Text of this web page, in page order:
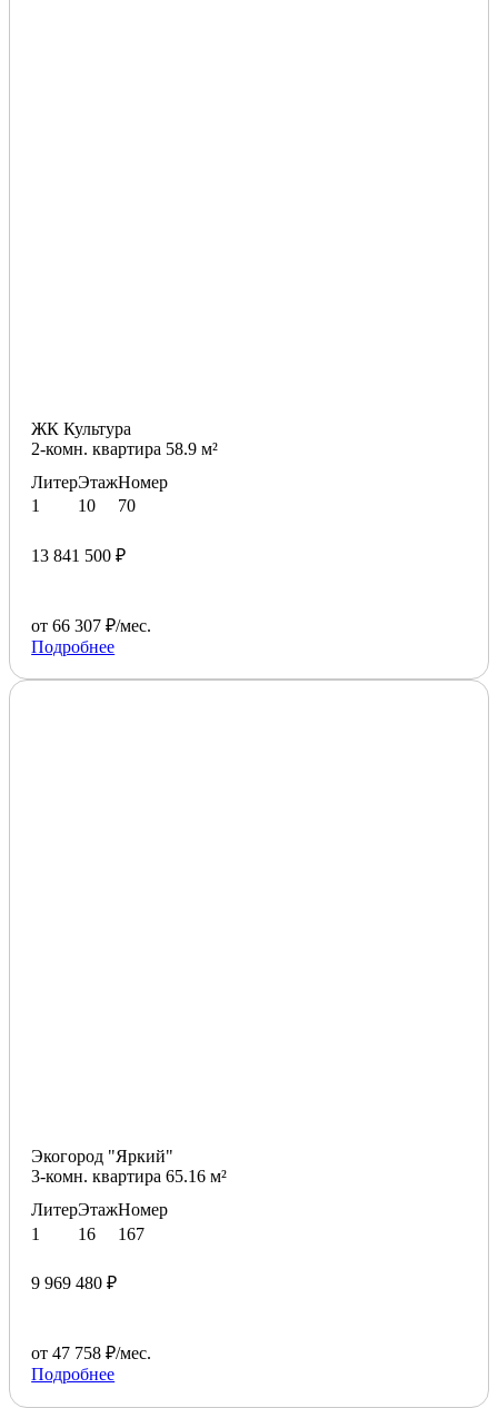
ЖК Культура
2-комн. квартира 58.9 м²
Литер
1
Этаж
10
Номер
70
13 841 500 ₽
от 66 307 ₽/мес.
Подробнее
Экогород "Яркий"
3-комн. квартира 65.16 м²
Литер
1
Этаж
16
Номер
167
9 969 480 ₽
от 47 758 ₽/мес.
Подробнее